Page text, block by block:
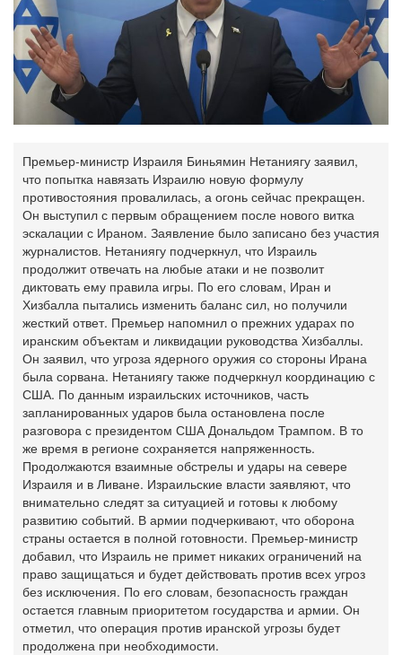
Премьер-министр Израиля Биньямин Нетаниягу заявил,
что попытка навязать Израилю новую формулу
противостояния провалилась, а огонь сейчас прекращен.
Он выступил с первым обращением после нового витка
эскалации с Ираном. Заявление было записано без участия
журналистов. Нетаниягу подчеркнул, что Израиль
продолжит отвечать на любые атаки и не позволит
диктовать ему правила игры. По его словам, Иран и
Хизбалла пытались изменить баланс сил, но получили
жесткий ответ. Премьер напомнил о прежних ударах по
иранским объектам и ликвидации руководства Хизбаллы.
Он заявил, что угроза ядерного оружия со стороны Ирана
была сорвана. Нетаниягу также подчеркнул координацию с
США. По данным израильских источников, часть
запланированных ударов была остановлена после
разговора с президентом США Дональдом Трампом. В то
же время в регионе сохраняется напряженность.
Продолжаются взаимные обстрелы и удары на севере
Израиля и в Ливане. Израильские власти заявляют, что
внимательно следят за ситуацией и готовы к любому
развитию событий. В армии подчеркивают, что оборона
страны остается в полной готовности. Премьер-министр
добавил, что Израиль не примет никаких ограничений на
право защищаться и будет действовать против всех угроз
без исключения. По его словам, безопасность граждан
остается главным приоритетом государства и армии. Он
отметил, что операция против иранской угрозы будет
продолжена при необходимости.